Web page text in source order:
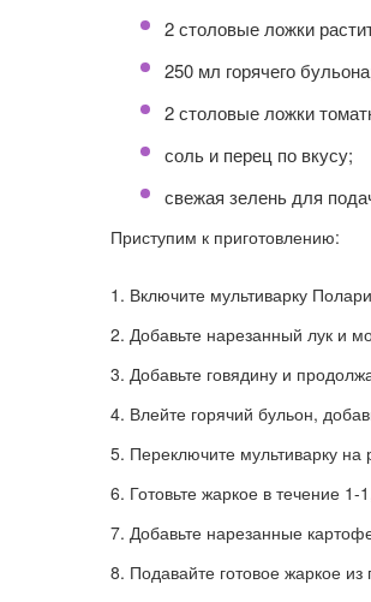
2 столовые ложки
250 мл горячего
2 столовые ложки
соль и перец по вкусу;
свежая зелень для
Приступим к приготовлению:
Включите мультиварку
Добавьте нарезанный лук и
Добавьте говядину и
Влейте горячий бульон,
Переключите мультиварку
Готовьте жаркое в течение
Добавьте нарезанные
Подавайте готовое жаркое